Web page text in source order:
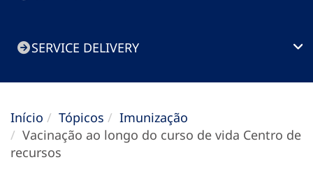
SERVICE DELIVERY
Início Tópicos
Imunização
Vacinação ao longo do curso de vida Centro de
recursos